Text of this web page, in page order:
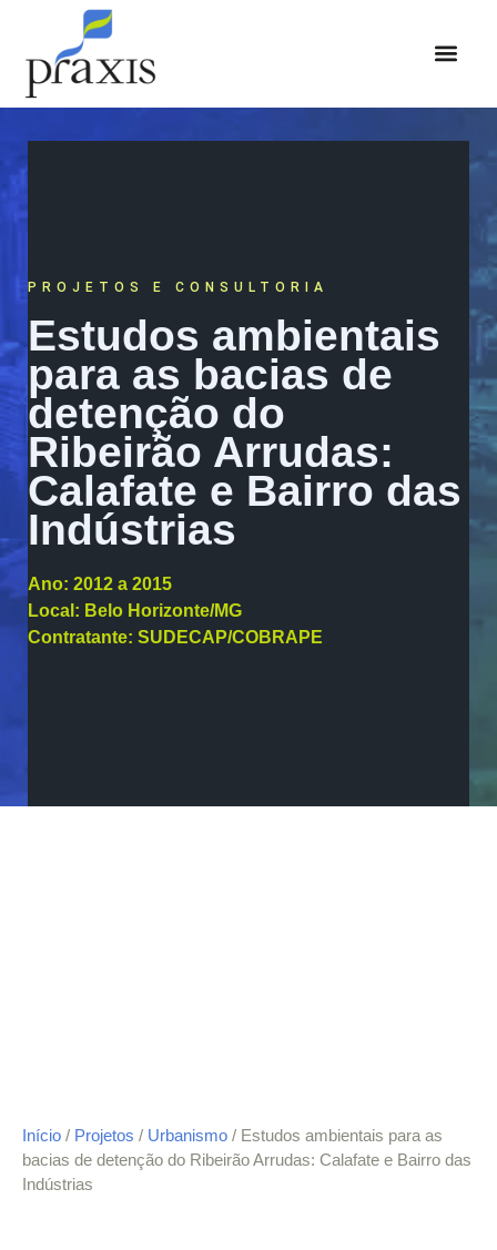
PROJETOS E CONSULTORIA
Estudos ambientais
para as bacias de
detenção do
Ribeirão Arrudas:
Calafate e Bairro das
Indústrias
Ano: 2012 a 2015
Local: Belo Horizonte/MG
Contratante: SUDECAP/COBRAPE
Início / Projetos / Urbanismo / Estudos ambientais para as
bacias de detenção do Ribeirão Arrudas: Calafate e Bairro das
Indústrias